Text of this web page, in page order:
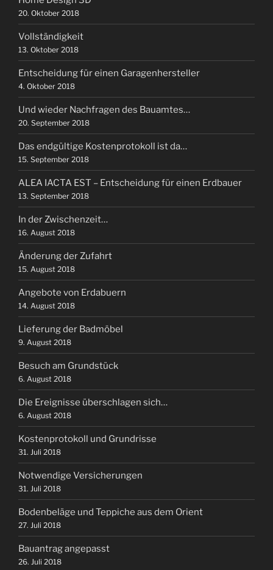
20. Oktober 2018
Vollständigkeit
13. Oktober 2018
Entscheidung für einen Garagenhersteller
4. Oktober 2018
Und wieder Nachfragen des Bauamtes…
20. September 2018
Das endgültige Kostenprotokoll ist da…
15. September 2018
ALEA IACTA EST – Entscheidung für einen Erdbauer
13. September 2018
In der Zwischenzeit…
16. August 2018
Änderung der Zufahrt
15. August 2018
Angebote von Erdabuern
14. August 2018
Lieferung der Badmöbel
9. August 2018
Besuch am Grundstück
6. August 2018
Die Ereignisse überschlagen sich…
6. August 2018
Kostenprotokoll und Grundrisse
31. Juli 2018
Notwendige Versicherungen
31. Juli 2018
Bodenbeläge und Teppiche aus dem Orient
27. Juli 2018
Bauantrag angepasst
26. Juli 2018